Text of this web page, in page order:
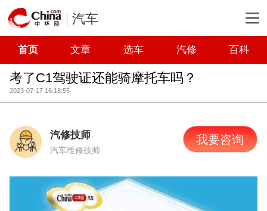
汽车
首页 文章 选车 汽修 百科
考了C1驾驶证还能骑摩托车吗？
2023-07-17 16:18:55
汽修技师
汽车维修技师
我要咨询